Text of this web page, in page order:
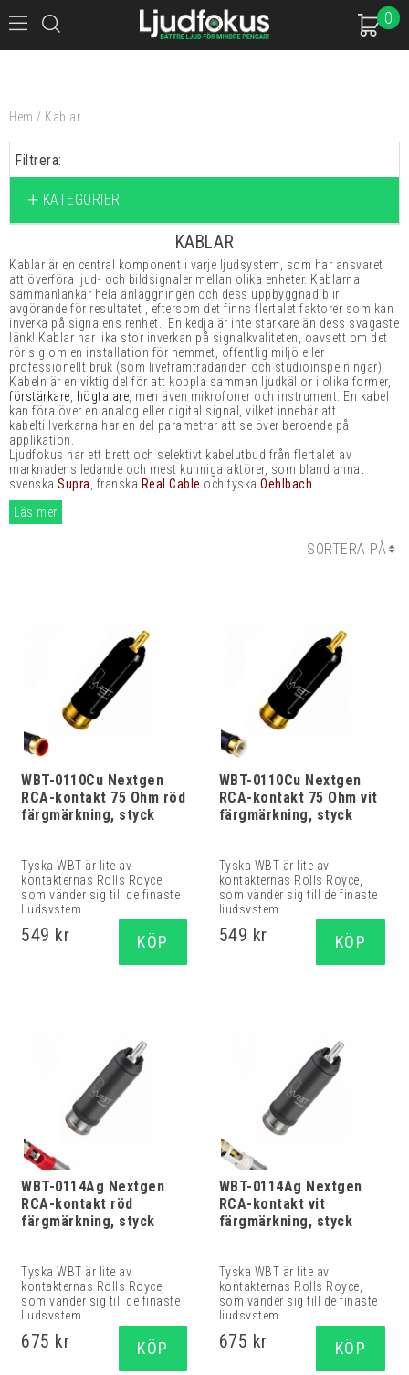
0
Hem / Kablar
Filtrera:
KATEGORIER
KABLAR
Kablar är en central komponent i varje ljudsystem, som har ansvaret
att överföra ljud- och bildsignaler mellan olika enheter. Kablarna
sammanlänkar hela anläggningen och dess uppbyggnad blir
avgörande för resultatet , eftersom det finns flertalet faktorer som kan
inverka på signalens renhet.. En kedja är inte starkare än dess svagaste
länk! Kablar har lika stor inverkan på signalkvaliteten, oavsett om det
rör sig om en installation för hemmet, offentlig miljö eller
professionellt bruk (som liveframträdanden och studioinspelningar).
Kabeln är en viktig del för att koppla samman ljudkällor i olika former,
förstärkare, högtalare, men även mikrofoner och instrument. En kabel
kan föra över en analog eller digital signal, vilket innebär att
kabeltillverkarna har en del parametrar att se över beroende på
applikation.
Ljudfokus har ett brett och selektivt kabelutbud från flertalet av
marknadens ledande och mest kunniga aktörer, som bland annat
svenska Supra, franska Real Cable och tyska Oehlbach.
Läs mer
SORTERA PÅ
WBT-0110Cu Nextgen
RCA-kontakt 75 Ohm röd
färgmärkning, styck
Tyska WBT är lite av
kontakternas Rolls Royce,
som vänder sig till de finaste
ljudsystem...
549 kr KÖP
WBT-0110Cu Nextgen
RCA-kontakt 75 Ohm vit
färgmärkning, styck
Tyska WBT är lite av
kontakternas Rolls Royce,
som vänder sig till de finaste
ljudsystem...
549 kr KÖP
WBT-0114Ag Nextgen
RCA-kontakt röd
färgmärkning, styck
Tyska WBT är lite av
kontakternas Rolls Royce,
som vänder sig till de finaste
ljudsystem...
675 kr KÖP
WBT-0114Ag Nextgen
RCA-kontakt vit
färgmärkning, styck
Tyska WBT är lite av
kontakternas Rolls Royce,
som vänder sig till de finaste
ljudsystem...
675 kr KÖP